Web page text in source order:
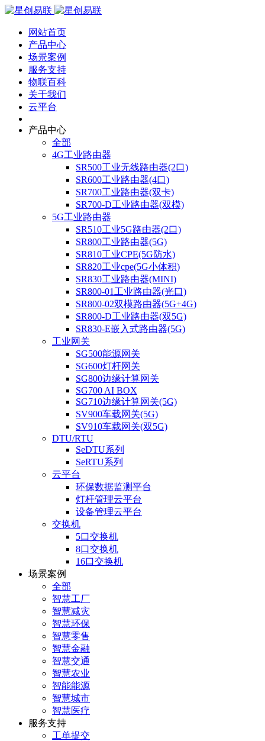
网站首页
产品中心
场景案例
服务支持
物联百科
关于我们
云平台
产品中心
全部
4G工业路由器
SR500工业无线路由器(2口)
SR600工业路由器(4口)
SR700工业路由器(双卡)
SR700-D工业路由器(双模)
5G工业路由器
SR510工业5G路由器(2口)
SR800工业路由器(5G)
SR810工业CPE(5G防水)
SR820工业cpe(5G小体积)
SR830工业路由器(MINI)
SR800-01工业路由器(光口)
SR800-02双模路由器(5G+4G)
SR800-D工业路由器(双5G)
SR830-E嵌入式路由器(5G)
工业网关
SG500能源网关
SG600灯杆网关
SG800边缘计算网关
SG700 AI BOX
SG710边缘计算网关(5G)
SV900车载网关(5G)
SV910车载网关(双5G)
DTU/RTU
SeDTU系列
SeRTU系列
云平台
环保数据监测平台
灯杆管理云平台
设备管理云平台
交换机
5口交换机
8口交换机
16口交换机
场景案例
全部
智慧工厂
智慧减灾
智慧环保
智慧零售
智慧金融
智慧交通
智慧农业
智能能源
智慧城市
智慧医疗
服务支持
工单提交